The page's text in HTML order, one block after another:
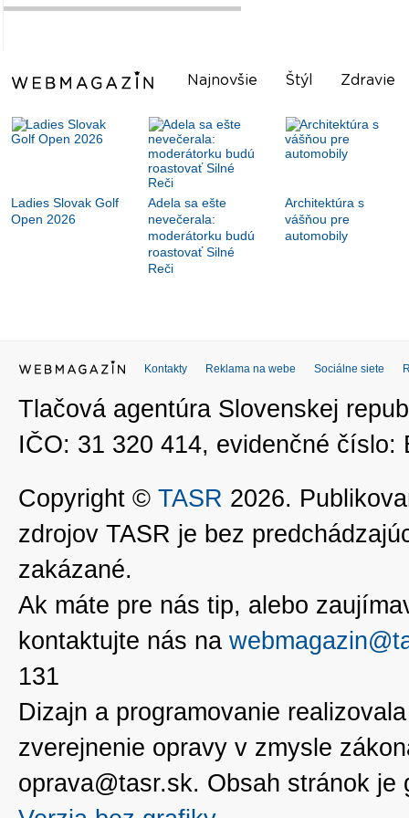
Najnovšie Štýl Zdravie
Ladies Slovak Golf
Open 2026
Adela sa ešte
nevečerala:
moderátorku budú
roastovať Silné
Reči
Architektúra s
vášňou pre
automobily
Kontakty Reklama na webe Sociálne siete
Tlačová agentúra Slovenskej
IČO: 31 320 414, evidenčné číslo:
Copyright © TASR 2026.
zdrojov TASR je bez
zakázané.
Ak máte pre nás tip, alebo
kontaktujte nás na
131
Dizajn a programovanie
zverejnenie opravy v zmysle
oprava@tasr.sk. Obsah stránok